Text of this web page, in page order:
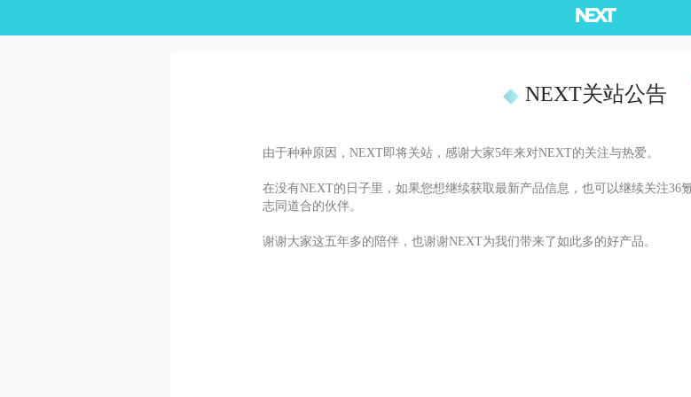
NEXT关站公告
由于种种原因，NEXT即将关站，感谢大家5年来对NEXT的关注与热爱。
在没有NEXT的日子里，如果您想继续获取最新产品信息，也可以继续关注36
志同道合的伙伴。
谢谢大家这五年多的陪伴，也谢谢NEXT为我们带来了如此多的好产品。